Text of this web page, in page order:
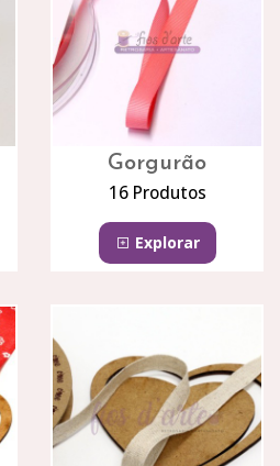
Gorgurão
16 Produtos
Explorar